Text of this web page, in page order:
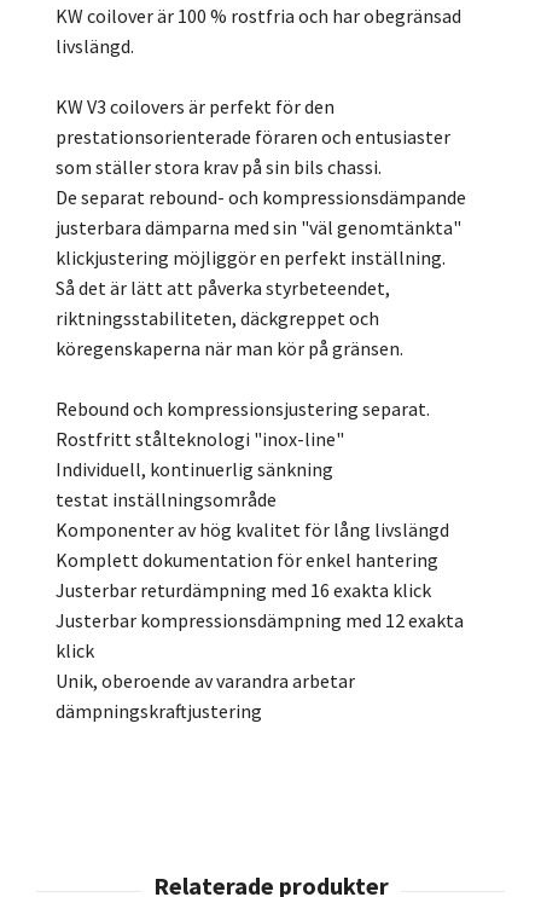
KW coilover är 100 % rostfria och har obegränsad
livslängd.
KW V3 coilovers är perfekt för den
prestationsorienterade föraren och entusiaster
som ställer stora krav på sin bils chassi.
De separat rebound- och kompressionsdämpande
justerbara dämparna med sin "väl genomtänkta"
klickjustering möjliggör en perfekt inställning.
Så det är lätt att påverka styrbeteendet,
riktningsstabiliteten, däckgreppet och
köregenskaperna när man kör på gränsen.
Rebound och kompressionsjustering separat.
Rostfritt stålteknologi "inox-line"
Individuell, kontinuerlig sänkning
testat inställningsområde
Komponenter av hög kvalitet för lång livslängd
Komplett dokumentation för enkel hantering
Justerbar returdämpning med 16 exakta klick
Justerbar kompressionsdämpning med 12 exakta
klick
Unik, oberoende av varandra arbetar
dämpningskraftjustering